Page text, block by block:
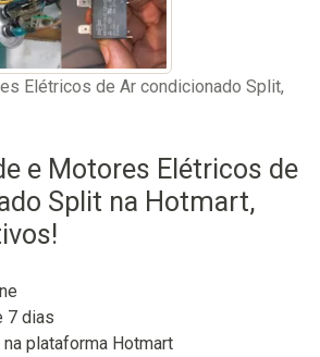
Elétricos de Ar condicionado Split,
e Motores Elétricos de
Split na Hotmart,
7 dias
plataforma Hotmart